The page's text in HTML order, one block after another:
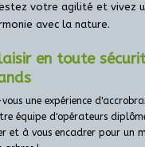
votre agilité et vivez
avec la nature.
en toute
une expérience
équipe d'opérateurs
et à vous encadrer pour un